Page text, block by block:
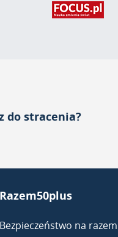
do stracenia?
Razem50plus
Bezpieczeństwo na